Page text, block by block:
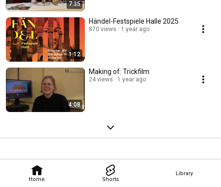
Home Shorts
Library
7:35
1:12
Händel-Festspiele Halle 2025
870 views 1 year ago
4:08
Making of: Trickfilm
24 views 1 year ago